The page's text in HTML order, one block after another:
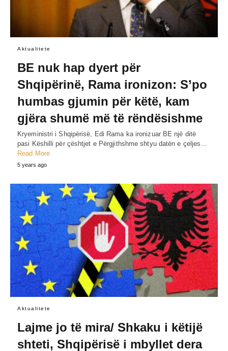
Aktualitete
BE nuk hap dyert për
Shqipërinë, Rama ironizon: S’po
humbas gjumin për këtë, kam
gjëra shumë më të rëndësishme
Kryeministri i Shqipërisë, Edi Rama ka ironizuar BE një ditë
pasi Këshilli për çështjet e Përgjithshme shtyu datën e çeljes…
Read More
5 years ago
Aktualitete
Lajme jo të mira/ Shkaku i këtijë
shteti, Shqipërisë i mbyllet dera